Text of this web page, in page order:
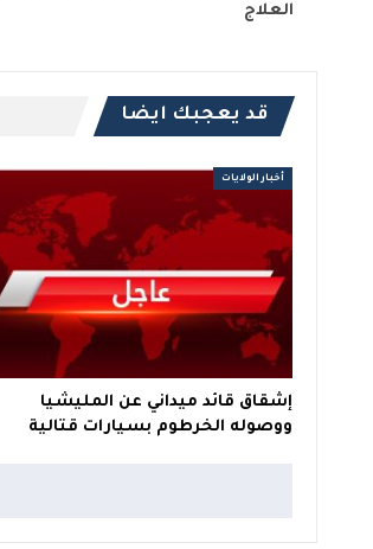
العلاج
قد يعجبك ايضا
أخبار الولايات
إشقاق قائد ميداني عن المليشيا
ووصوله الخرطوم بسيارات قتالية